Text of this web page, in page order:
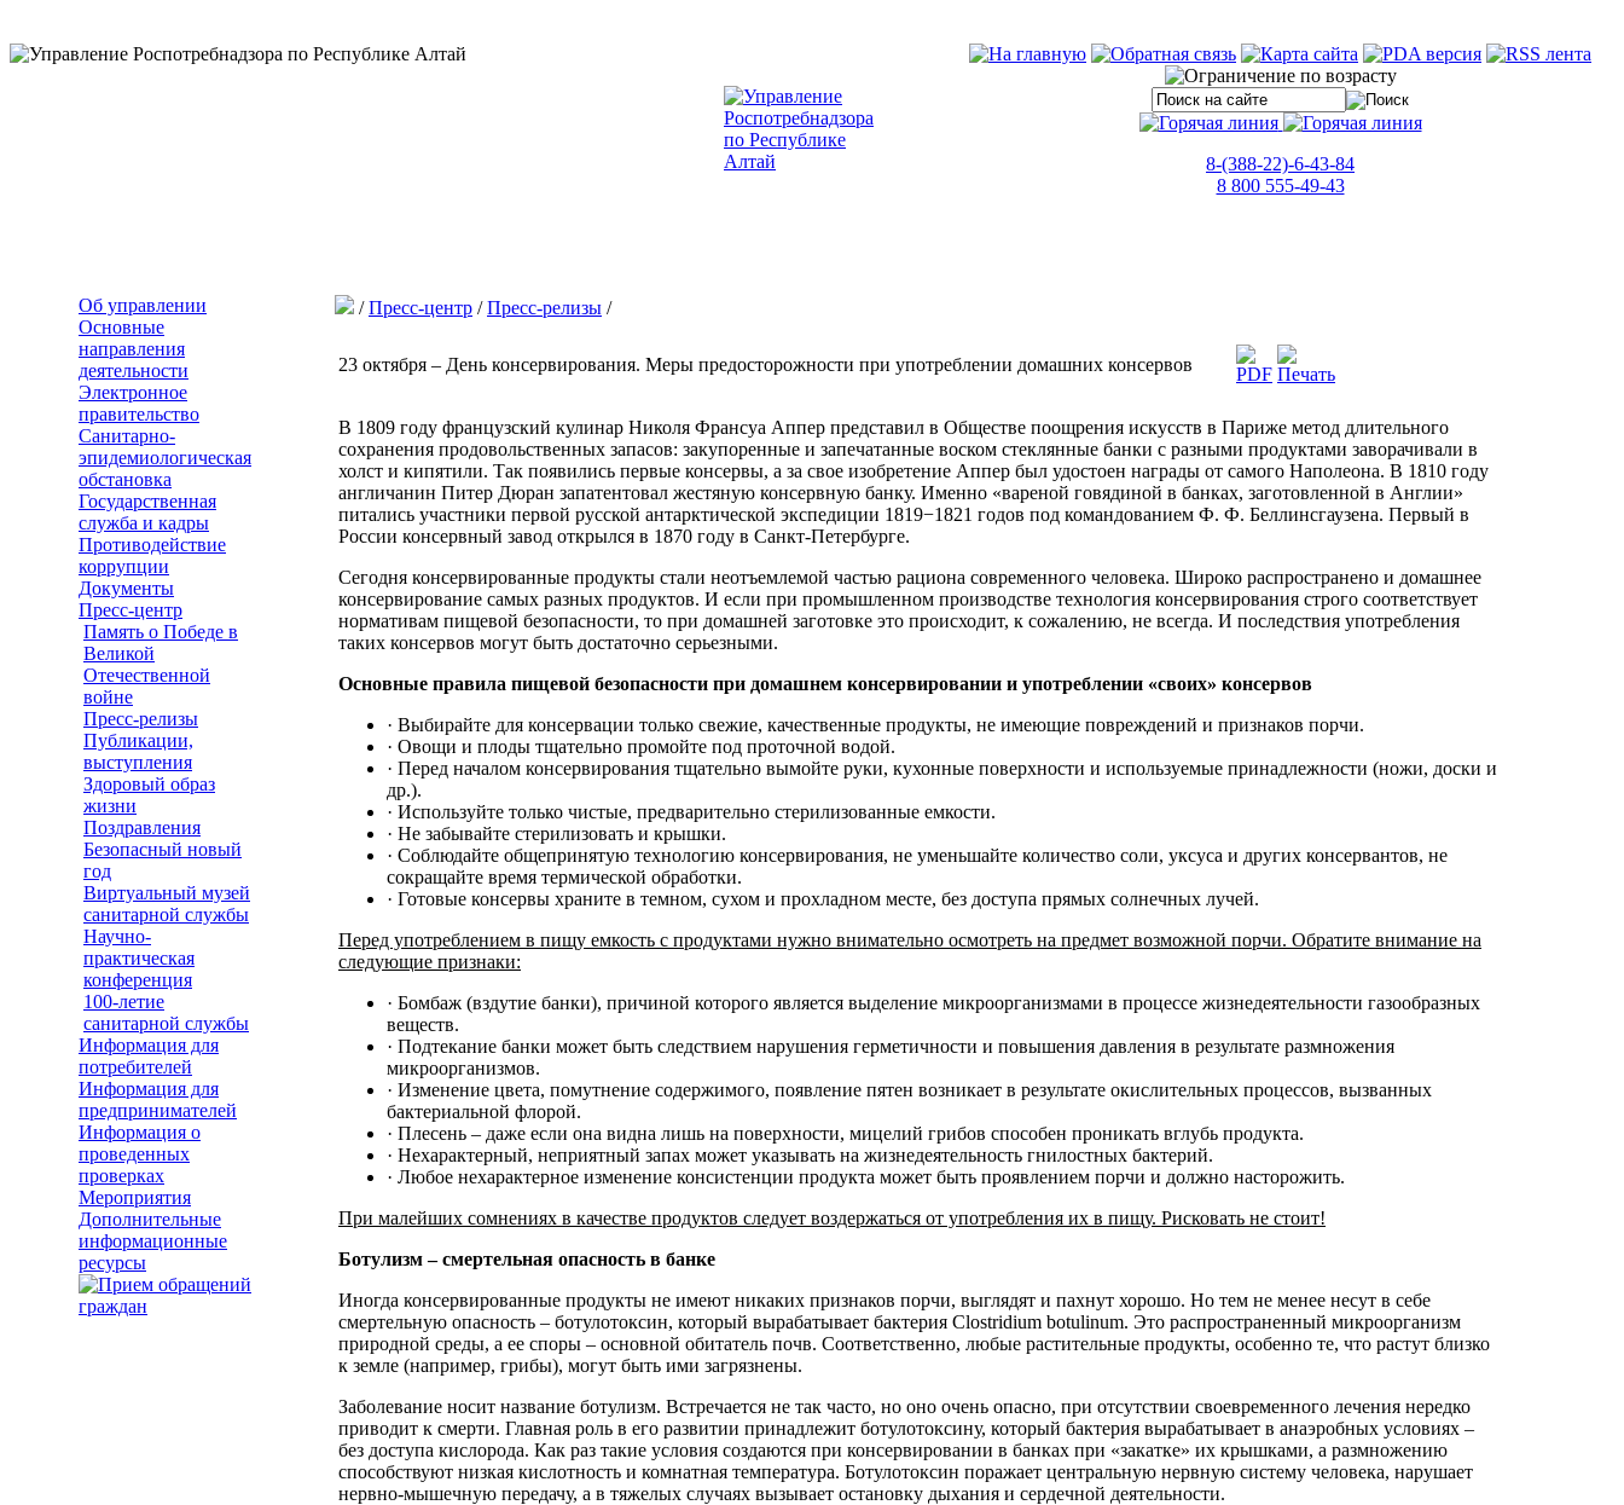
8-(388-22)-6-43-84
8 800 555-49-43
Об управлении
Основные
направления
деятельности
Электронное
правительство
Санитарно-
эпидемиологическая
обстановка
Государственная
служба и кадры
Противодействие
коррупции
Документы
Пресс-центр
Память о Победе в
Великой
Отечественной
войне
Пресс-релизы
Публикации,
выступления
Здоровый образ
жизни
Поздравления
Безопасный новый
год
Виртуальный музей
санитарной службы
Научно-
практическая
конференция
100-летие
санитарной службы
Информация для
потребителей
Информация для
предпринимателей
Информация о
проведенных
проверках
Мероприятия
Дополнительные
информационные
ресурсы
/Пресс-центр /Пресс-релизы /
23 октября – День консервирования. Меры предосторожности при употреблении домашних консервов
В 1809 году французский кулинар Николя Франсуа Аппер представил в Обществе поощрения искусств в Париже метод длительного
сохранения продовольственных запасов: закупоренные и запечатанные воском стеклянные банки с разными продуктами заворачивали в
холст и кипятили. Так появились первые консервы, а за свое изобретение Аппер был удостоен награды от самого Наполеона. В 1810 году
англичанин Питер Дюран запатентовал жестяную консервную банку. Именно «вареной говядиной в банках, заготовленной в Англии»
питались участники первой русской антарктической экспедиции 1819−1821 годов под командованием Ф. Ф. Беллинсгаузена. Первый в
России консервный завод открылся в 1870 году в Санкт-Петербурге.
Сегодня консервированные продукты стали неотъемлемой частью рациона современного человека. Широко распространено и домашнее
консервирование самых разных продуктов. И если при промышленном производстве технология консервирования строго соответствует
нормативам пищевой безопасности, то при домашней заготовке это происходит, к сожалению, не всегда. И последствия употребления
таких консервов могут быть достаточно серьезными.
Основные правила пищевой безопасности при домашнем консервировании и употреблении «своих» консервов
· Выбирайте для консервации только свежие, качественные продукты, не имеющие повреждений и признаков порчи.
· Овощи и плоды тщательно промойте под проточной водой.
· Перед началом консервирования тщательно вымойте руки, кухонные поверхности и используемые принадлежности (ножи, доски и
др.).
· Используйте только чистые, предварительно стерилизованные емкости.
· Не забывайте стерилизовать и крышки.
· Соблюдайте общепринятую технологию консервирования, не уменьшайте количество соли, уксуса и других консервантов, не
сокращайте время термической обработки.
· Готовые консервы храните в темном, сухом и прохладном месте, без доступа прямых солнечных лучей.
Перед употреблением в пищу емкость с продуктами нужно внимательно осмотреть на предмет возможной порчи. Обратите внимание на
следующие признаки:
· Бомбаж (вздутие банки), причиной которого является выделение микроорганизмами в процессе жизнедеятельности газообразных
веществ.
· Подтекание банки может быть следствием нарушения герметичности и повышения давления в результате размножения
микроорганизмов.
· Изменение цвета, помутнение содержимого, появление пятен возникает в результате окислительных процессов, вызванных
бактериальной флорой.
· Плесень – даже если она видна лишь на поверхности, мицелий грибов способен проникать вглубь продукта.
· Нехарактерный, неприятный запах может указывать на жизнедеятельность гнилостных бактерий.
· Любое нехарактерное изменение консистенции продукта может быть проявлением порчи и должно насторожить.
При малейших сомнениях в качестве продуктов следует воздержаться от употребления их в пищу. Рисковать не стоит!
Ботулизм – смертельная опасность в банке
Иногда консервированные продукты не имеют никаких признаков порчи, выглядят и пахнут хорошо. Но тем не менее несут в себе
смертельную опасность – ботулотоксин, который вырабатывает бактерия Clostridium botulinum. Это распространенный микроорганизм
природной среды, а ее споры – основной обитатель почв. Соответственно, любые растительные продукты, особенно те, что растут близко
к земле (например, грибы), могут быть ими загрязнены.
Заболевание носит название ботулизм. Встречается не так часто, но оно очень опасно, при отсутствии своевременного лечения нередко
приводит к смерти. Главная роль в его развитии принадлежит ботулотоксину, который бактерия вырабатывает в анаэробных условиях –
без доступа кислорода. Как раз такие условия создаются при консервировании в банках при «закатке» их крышками, а размножению
способствуют низкая кислотность и комнатная температура. Ботулотоксин поражает центральную нервную систему человека, нарушает
нервно-мышечную передачу, а в тяжелых случаях вызывает остановку дыхания и сердечной деятельности.